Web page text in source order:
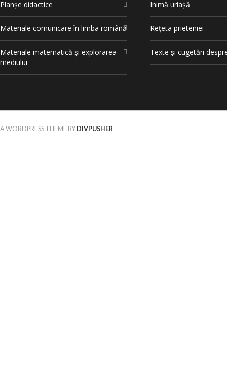
Planșe didactice
Materiale comunicare în limba română
Materiale matematică și explorarea
mediului
Inimă uriașă
Rețeta prieteniei
Texte și cugetări
A WORDPRESS THEME BY DIVPUSHER